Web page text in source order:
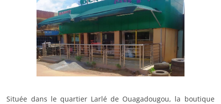
Située dans le quartier Larlé de Ouagadougou, la boutique